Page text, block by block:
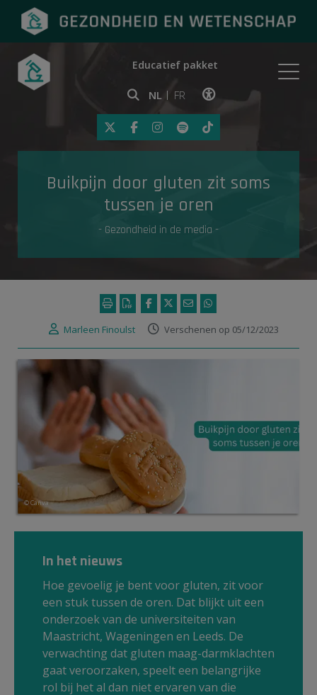
Onderwerpen
Gezondheid in de media
Educatief pakket
NL FR
Klik op deze link om
Buikpijn door gluten zit soms
tussen je oren
- Gezondheid in de media -
Marleen Finoulst Verschenen op 05/12/2023
© Canva
In het nieuws
Hoe gevoelig je bent voor gluten, zit voor
een stuk tussen de oren. Dat blijkt uit een
onderzoek van de universiteiten van
Maastricht, Wageningen en Leeds. De
verwachting dat gluten maag-darmklachten
gaat veroorzaken, speelt een belangrijke
rol bij het al dan niet ervaren van die